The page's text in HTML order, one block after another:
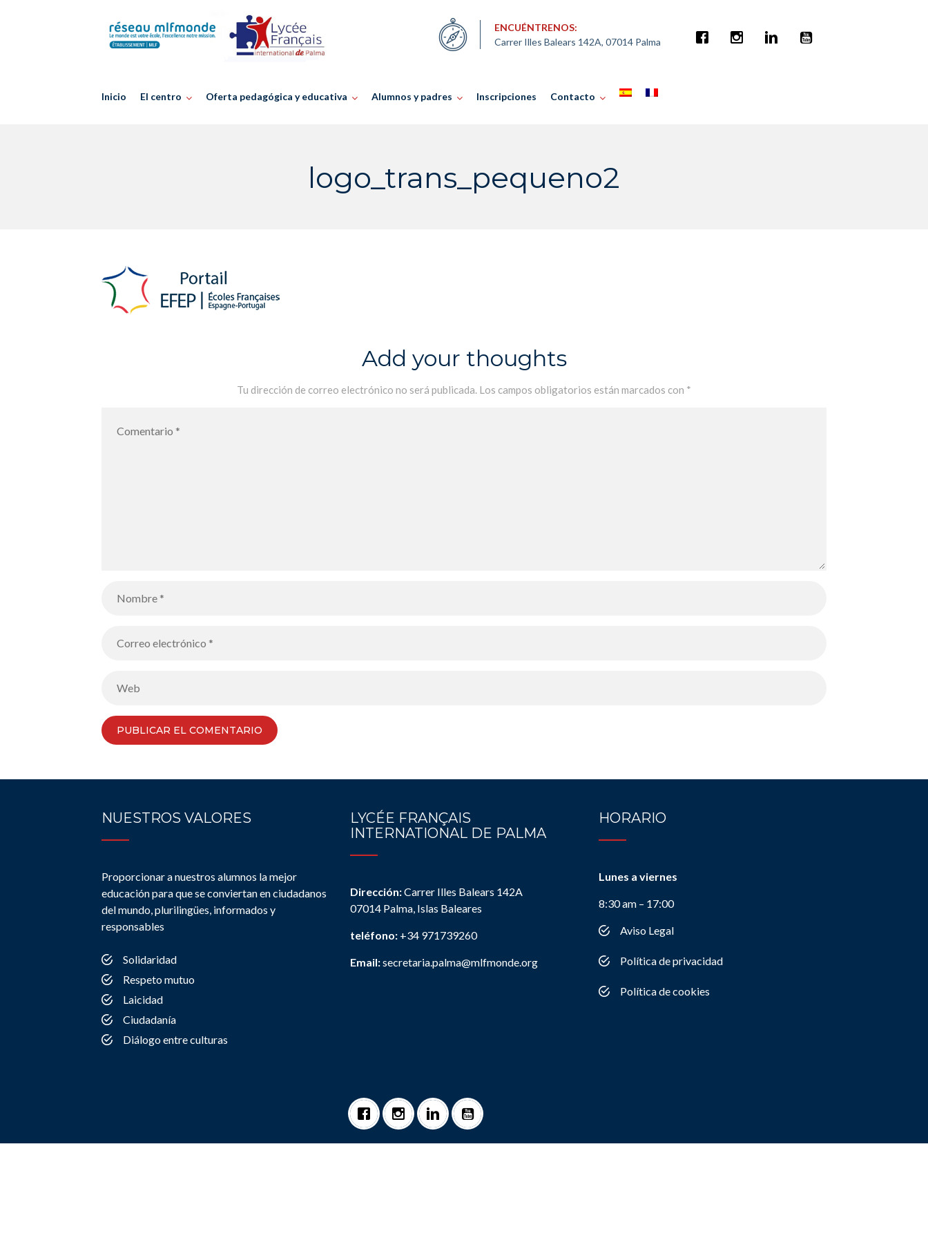
ENCUÉNTRENOS:
Carrer Illes Balears 142A, 07014 Palma
Inicio El centro Oferta pedagógica y educativa Alumnos y padres Inscripciones Contacto
logo_trans_pequeno2
Add your thoughts
Tu dirección de correo electrónico no será publicada. Los campos obligatorios están marcados con *
NUESTROS VALORES
Proporcionar a nuestros alumnos la mejor
educación para que se conviertan en ciudadanos
del mundo, plurilingües, informados y
responsables
Solidaridad
Respeto mutuo
Laicidad
Ciudadanía
Diálogo entre culturas
LYCÉE FRANÇAIS
INTERNATIONAL DE PALMA
Dirección:Carrer Illes Balears 142A
07014 Palma, Islas Baleares
teléfono: +34 971739260
Email:secretaria.palma@mlfmonde.org
HORARIO
Lunes a viernes
8:30 am – 17:00
Aviso Legal
Política de privacidad
Política de cookies